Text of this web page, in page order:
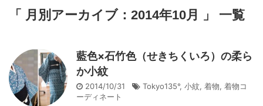
「 月別アーカイブ：2014年10月 」 一覧
藍色×石竹色（せきちくいろ）の柔ら
か小紋
2014/10/31 Tokyo135°, 小紋, 着物, 着物コ
ーディネート